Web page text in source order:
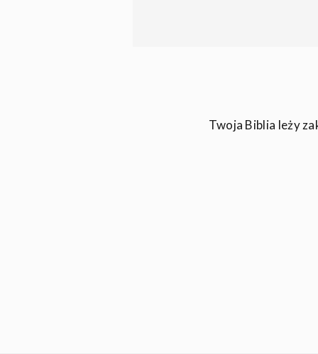
Twoja Biblia leży